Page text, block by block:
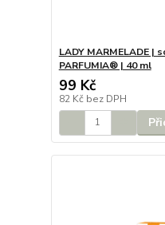
LADY MARMELADE |
PARFUMIA® | 40 ml
99 Kč
82 Kč bez DPH